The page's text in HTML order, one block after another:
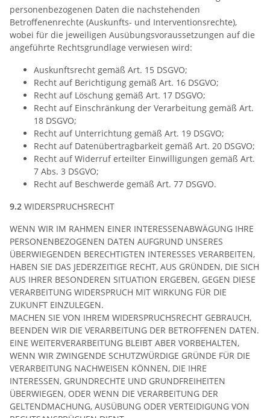
personenbezogenen Daten die nachstehenden
Betroffenenrechte (Auskunfts- und Interventionsrechte),
wobei für die jeweiligen Ausübungsvoraussetzungen auf die
angeführte Rechtsgrundlage verwiesen wird:
Auskunftsrecht gemäß Art. 15 DSGVO;
Recht auf Berichtigung gemäß Art. 16 DSGVO;
Recht auf Löschung gemäß Art. 17 DSGVO;
Recht auf Einschränkung der Verarbeitung gemäß Art.
18 DSGVO;
Recht auf Unterrichtung gemäß Art. 19 DSGVO;
Recht auf Datenübertragbarkeit gemäß Art. 20 DSGVO;
Recht auf Widerruf erteilter Einwilligungen gemäß Art.
7 Abs. 3 DSGVO;
Recht auf Beschwerde gemäß Art. 77 DSGVO.
9.2 WIDERSPRUCHSRECHT
WENN WIR IM RAHMEN EINER INTERESSENABWÄGUNG IHRE
PERSONENBEZOGENEN DATEN AUFGRUND UNSERES
ÜBERWIEGENDEN BERECHTIGTEN INTERESSES VERARBEITEN,
HABEN SIE DAS JEDERZEITIGE RECHT, AUS GRÜNDEN, DIE SICH
AUS IHRER BESONDEREN SITUATION ERGEBEN, GEGEN DIESE
VERARBEITUNG WIDERSPRUCH MIT WIRKUNG FÜR DIE
ZUKUNFT EINZULEGEN.
MACHEN SIE VON IHREM WIDERSPRUCHSRECHT GEBRAUCH,
BEENDEN WIR DIE VERARBEITUNG DER BETROFFENEN DATEN.
EINE WEITERVERARBEITUNG BLEIBT ABER VORBEHALTEN,
WENN WIR ZWINGENDE SCHUTZWÜRDIGE GRÜNDE FÜR DIE
VERARBEITUNG NACHWEISEN KÖNNEN, DIE IHRE
INTERESSEN, GRUNDRECHTE UND GRUNDFREIHEITEN
ÜBERWIEGEN, ODER WENN DIE VERARBEITUNG DER
GELTENDMACHUNG, AUSÜBUNG ODER VERTEIDIGUNG VON